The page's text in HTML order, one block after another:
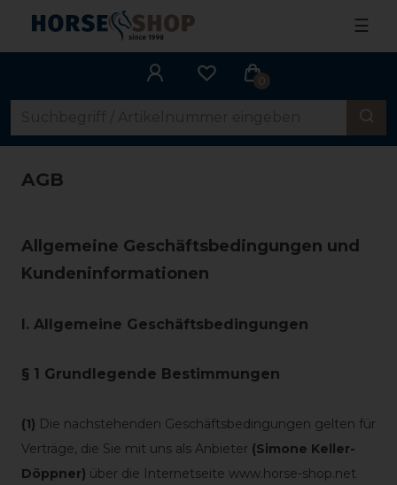
☰
0
AGB
Allgemeine Geschäftsbedingungen und
Kundeninformationen
I. Allgemeine Geschäftsbedingungen
§ 1 Grundlegende Bestimmungen
(1) Die nachstehenden Geschäftsbedingungen gelten für
Verträge, die Sie mit uns als Anbieter (Simone Keller-
Döppner) über die Internetseite www.horse-shop.net